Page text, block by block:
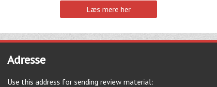
Læs mere her
Adresse
Use this address for sending review material: